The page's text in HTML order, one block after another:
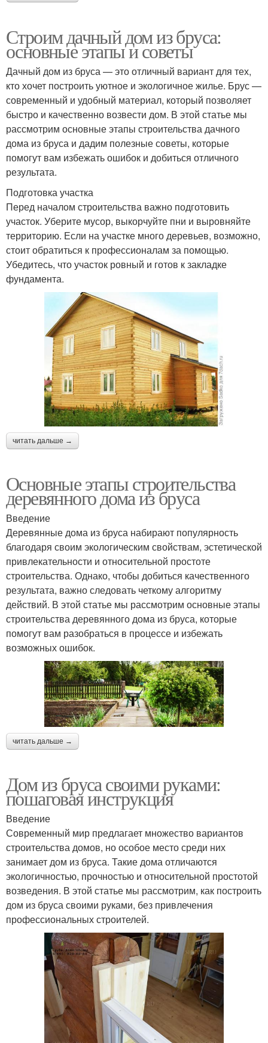
Строим дачный дом из бруса:
основные этапы и советы
Дачный дом из бруса — это отличный вариант для тех,
кто хочет построить уютное и экологичное жилье. Брус —
современный и удобный материал, который позволяет
быстро и качественно возвести дом. В этой статье мы
рассмотрим основные этапы строительства дачного
дома из бруса и дадим полезные советы, которые
помогут вам избежать ошибок и добиться отличного
результата.
Подготовка участка
Перед началом строительства важно подготовить
участок. Уберите мусор, выкорчуйте пни и выровняйте
территорию. Если на участке много деревьев, возможно,
стоит обратиться к профессионалам за помощью.
Убедитесь, что участок ровный и готов к закладке
фундамента.
читать дальше →
Основные этапы строительства
деревянного дома из бруса
Введение
Деревянные дома из бруса набирают популярность
благодаря своим экологическим свойствам, эстетической
привлекательности и относительной простоте
строительства. Однако, чтобы добиться качественного
результата, важно следовать четкому алгоритму
действий. В этой статье мы рассмотрим основные этапы
строительства деревянного дома из бруса, которые
помогут вам разобраться в процессе и избежать
возможных ошибок.
читать дальше →
Дом из бруса своими руками:
пошаговая инструкция
Введение
Современный мир предлагает множество вариантов
строительства домов, но особое место среди них
занимает дом из бруса. Такие дома отличаются
экологичностью, прочностью и относительной простотой
возведения. В этой статье мы рассмотрим, как построить
дом из бруса своими руками, без привлечения
профессиональных строителей.